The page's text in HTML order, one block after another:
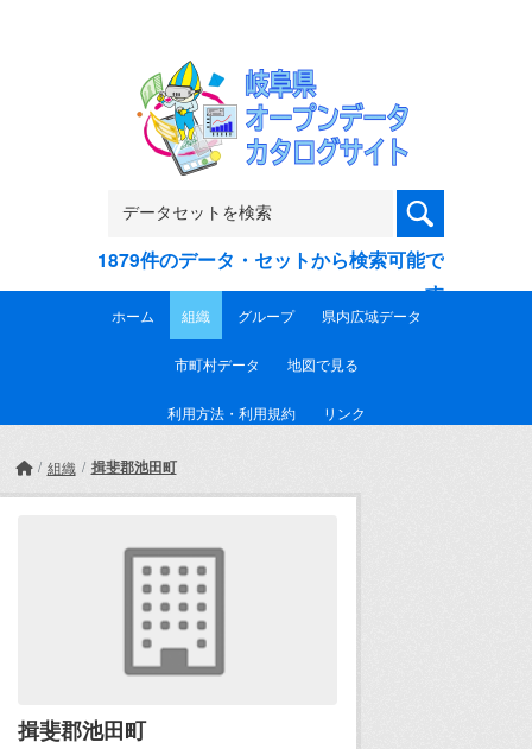
1879件のデータ・セットから検索可能で
す
ホーム 組織 グループ 県内広域データ
市町村データ 地図で見る
利用方法・利用規約 リンク
組織 揖斐郡池田町
揖斐郡池田町